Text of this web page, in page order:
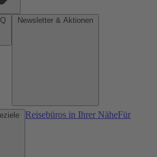
Reisebüros in Ihrer NäheFür